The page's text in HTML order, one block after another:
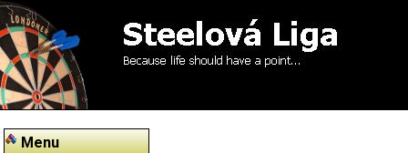
Menu